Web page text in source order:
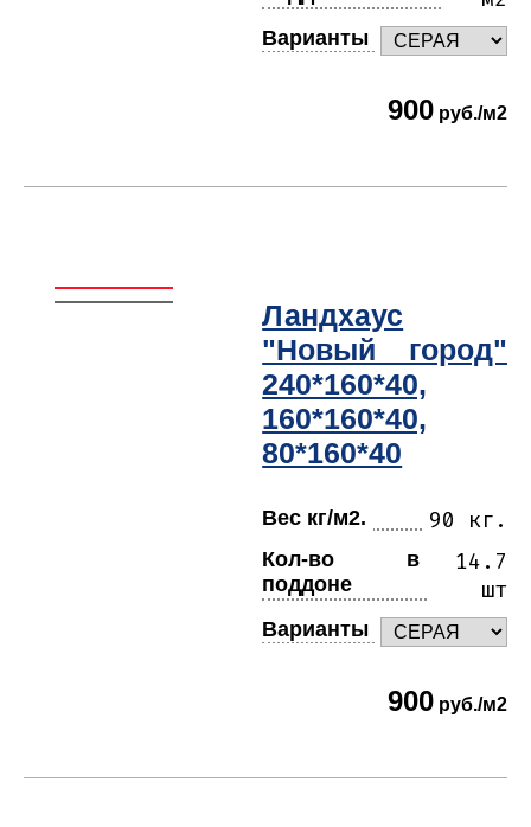
Варианты
900 руб./м2
Ландхаус
"Новый город"
240*160*40,
160*160*40,
80*160*40
Вес кг/м2. 90 кг.
Кол-во в
поддоне
14.7
шт
Варианты
900 руб./м2